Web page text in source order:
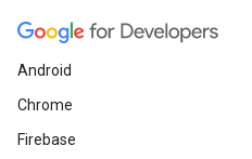
Android
Chrome
Firebase